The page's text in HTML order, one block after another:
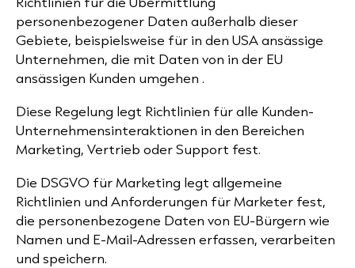
personenbezogener Daten außerhalb dieser
Gebiete, beispielsweise für in den USA ansässige
Unternehmen, die mit Daten von in der EU
ansässigen Kunden umgehen .
Diese Regelung legt Richtlinien für alle Kunden-
Unternehmensinteraktionen in den Bereichen
Marketing, Vertrieb oder Support fest.
Die DSGVO für Marketing legt allgemeine
Richtlinien und Anforderungen für Marketer fest,
die personenbezogene Daten von EU-Bürgern wie
Namen und E-Mail-Adressen erfassen, verarbeiten
und speichern.